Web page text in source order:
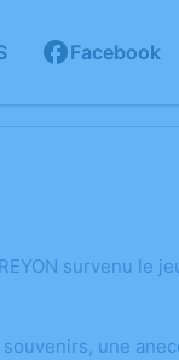
Facebook
survenu le
une